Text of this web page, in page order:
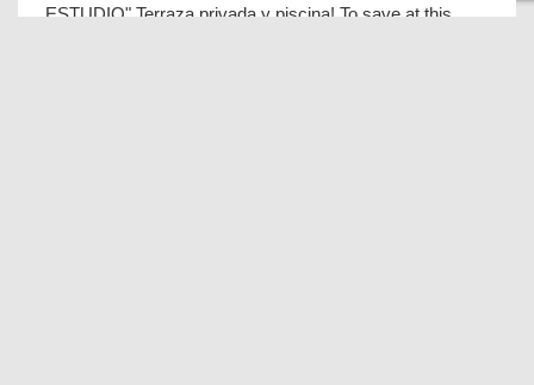
ESTUDIO" Terraza privada y piscina! To save at this